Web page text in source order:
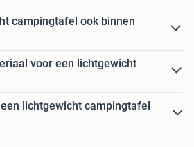
campingtafel ook binnen
voor een lichtgewicht
lichtgewicht campingtafel